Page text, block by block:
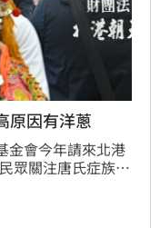
原因有洋蔥
金會今年請來北港
眾關注唐氏症族群
正俠迎接媽祖，並